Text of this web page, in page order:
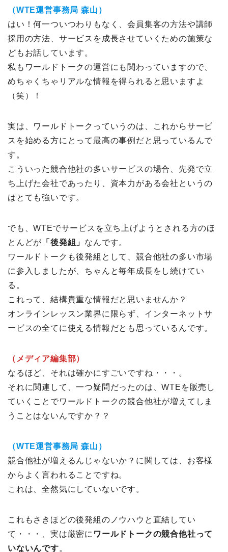
（WTE運営事務局 森山）
はい！何一ついつわりもなく、会員集客の方法や講師
採用の方法、サービスを成長させていくための施策な
どもお話しています。
私もワールドトークの運営にも関わっていますので、
めちゃくちゃリアルな情報を得られると思いますよ
（笑）！
実は、ワールドトークっていうのは、これからサービ
スを始める方にとって最高の事例だと思っているんで
す。
こういった競合他社の多いサービスの場合、先発で立
ち上げた会社であったり、資本力がある会社というの
はとても強いです。
でも、WTEでサービスを立ち上げようとされる方のほ
とんどが 「後発組」 なんです。
ワールドトークも後発組として、競合他社の多い市場
に参入しましたが、ちゃんと毎年成長をし続けてい
る。
これって、結構貴重な情報だと思いませんか？
オンラインレッスン業界に限らず、インターネットサ
ービスの全てに使える情報だとも思っているんです。
（メディア編集部）
なるほど、それは確かにすごいですね・・・。
それに関連して、一つ疑問だったのは、WTEを販売し
ていくことでワールドトークの競合他社が増えてしま
うことはないんですか？？
（WTE運営事務局 森山）
競合他社が増えるんじゃないか？に関しては、お客様
からよく言われることですね。
これは、全然気にしていないです。
これもさきほどの後発組のノウハウと直結してい
て・・・、実は厳密に ワールドトークの競合他社って
いないんです。